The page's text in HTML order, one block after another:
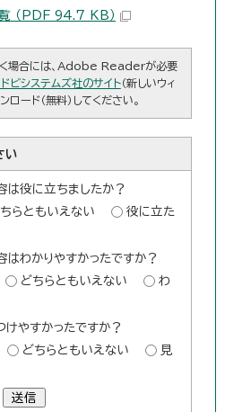
（PDF 94.7 KB）
く場合には、Adobe Readerが必要
ビシステムズ社のサイト（新しいウィ
ード（無料）してください。
い
は役に立ちましたか？
らともいえない
役に立た
はわかりやすかったですか？
どちらともいえない
わ
けやすかったですか？
どちらともいえない
見
送信